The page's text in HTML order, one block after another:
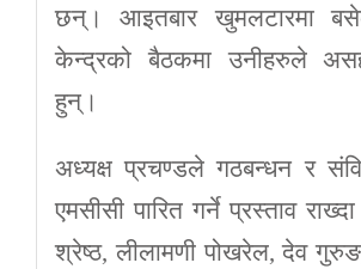
छन्। आइतबार खुमलटारमा
केन्द्रको बैठकमा उनीहरुले
हुन्।
अध्यक्ष प्रचण्डले गठबन्धन र
एमसीसी पारित गर्ने प्रस्ताव
श्रेष्ठ, लीलामणी पोखरेल, देव गुरुङ,